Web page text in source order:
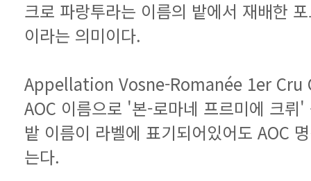
이라는 의미이다.
Appellation Vosne-Romanée 1er Cru
AOC 이름으로 '본-로마네 프르미에 크뤼'
는다.